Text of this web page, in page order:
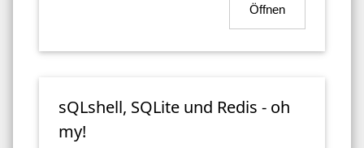
Öffnen
sQLshell, SQLite und Redis - oh
my!